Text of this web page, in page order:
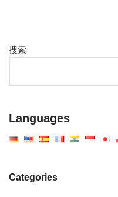
搜索
Languages
Categories